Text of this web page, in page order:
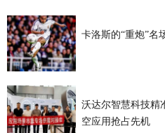
卡洛斯的“重炮”名
沃达尔智慧科技精
空应用抢占先机